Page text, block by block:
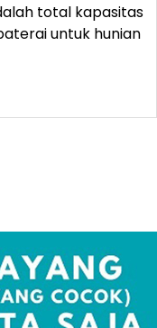
total kapasitas
untuk hunian